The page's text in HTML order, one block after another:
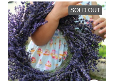
SOLD OUT